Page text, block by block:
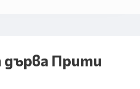
дърва Прити